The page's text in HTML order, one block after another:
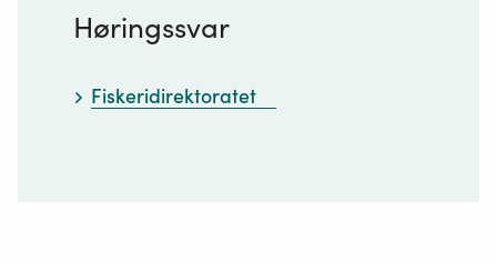
Høringssvar
Fiskeridirektoratet